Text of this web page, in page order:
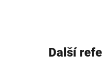
Další